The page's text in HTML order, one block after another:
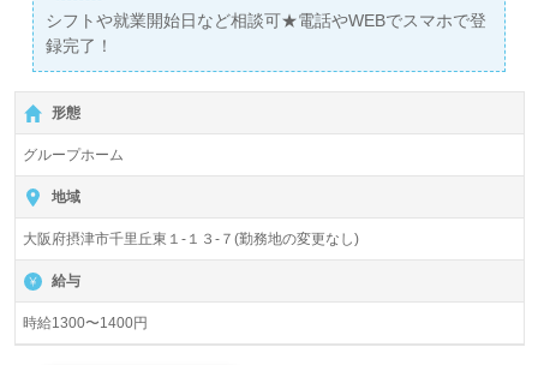
シフトや就業開始日など相談可★電話やWEBでスマホで登
録完了！
形態
グループホーム
地域
大阪府摂津市千里丘東１-１３-７(勤務地の変更なし)
給与
時給1300〜1400円